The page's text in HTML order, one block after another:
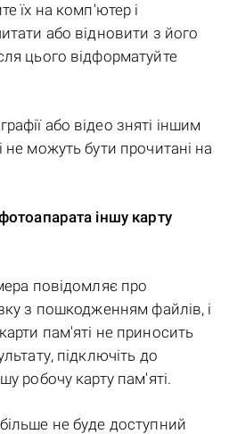
їх на комп'ютер і
або відновити з його
цього відформатуйте
або відео зняті іншим
не можуть бути прочитані на
іншу карту
повідомляє про
з пошкодженням файлів, і
пам'яті не приносить
підключіть до
робочу карту пам'яті.
не буде доступний